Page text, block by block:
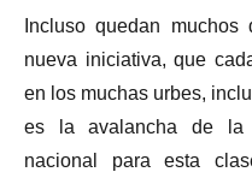
Incluso quedan
nueva iniciativa, que
en los muchas urbes,
es la avalancha de la
nacional para esta